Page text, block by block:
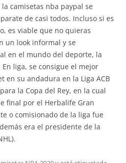
camisetas nba paypal se
de casi todos. Incluso si es
es viable que no quieras
un look informal y se
en el mundo del deporte, la
liga, se consigue el mejor
en su andadura en la Liga ACB
la Copa del Rey, en la cual
final por el Herbalife Gran
o comisionado de la liga fue
era el presidente de la